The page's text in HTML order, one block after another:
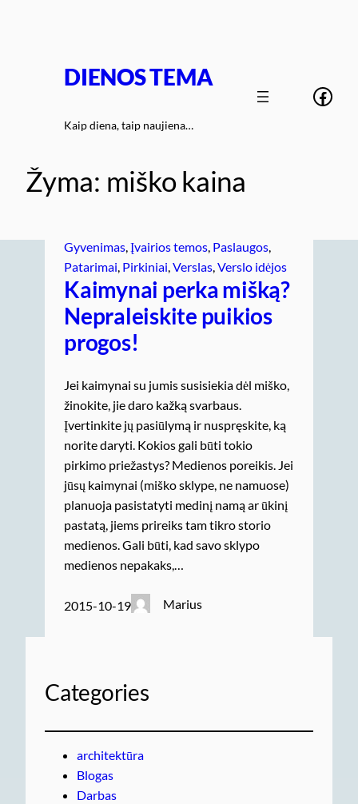
DIENOS TEMA
Kaip diena, taip naujiena…
Žyma: miško kaina
Gyvenimas Įvairios temos Paslaugos
Patarimai Pirkiniai Verslas Verslo idėjos
Kaimynai perka mišką?
Nepraleiskite puikios
progos!
Jei kaimynai su jumis susisiekia dėl miško,
žinokite, jie daro kažką svarbaus.
Įvertinkite jų pasiūlymą ir nuspręskite, ką
norite daryti. Kokios gali būti tokio
pirkimo priežastys? Medienos poreikis. Jei
jūsų kaimynai (miško sklype, ne namuose)
planuoja pasistatyti medinį namą ar ūkinį
pastatą, jiems prireiks tam tikro storio
medienos. Gali būti, kad savo sklypo
medienos nepakaks,…
2015-10-19 Marius
Categories
architektūra
Blogas
Darbas